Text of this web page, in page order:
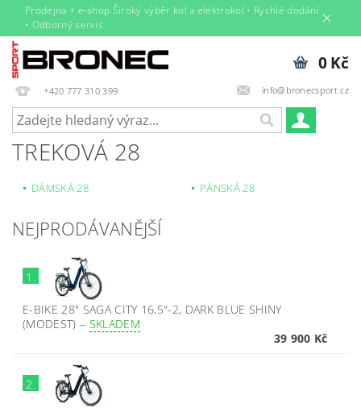
Prodejna + e‑shop Široký výběr kol a elektrokol • Rychlé dodání
• Odborný servis
+420 777 310 399 info@bronecsport.cz
0 Kč
TREKOVÁ 28
DÁMSKÁ 28 PÁNSKÁ 28
NEJPRODÁVANĚJŠÍ
1.
E-BIKE 28" SAGA CITY 16,5"-2, DARK BLUE SHINY
(MODEST)– SKLADEM
39 900 Kč
2.